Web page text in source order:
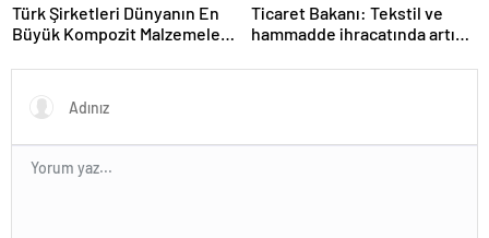
Türk Şirketleri Dünyanın En
Büyük Kompozit Malzemeler
Ticaret Bakanı: Tekstil ve
hammadde ihracatında artış